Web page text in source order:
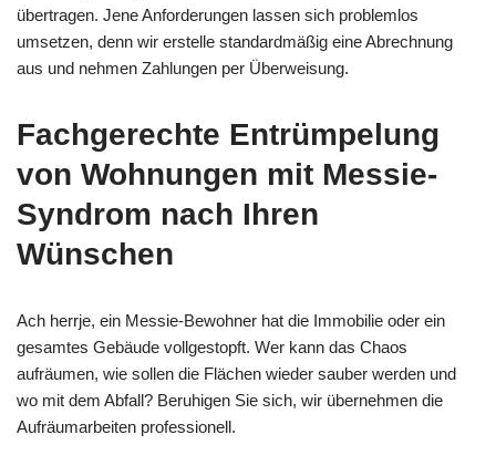
übertragen. Jene Anforderungen lassen sich problemlos
umsetzen, denn wir erstelle standardmäßig eine Abrechnung
aus und nehmen Zahlungen per Überweisung.
Fachgerechte Entrümpelung
von Wohnungen mit Messie-
Syndrom nach Ihren
Wünschen
Ach herrje, ein Messie-Bewohner hat die Immobilie oder ein
gesamtes Gebäude vollgestopft. Wer kann das Chaos
aufräumen, wie sollen die Flächen wieder sauber werden und
wo mit dem Abfall? Beruhigen Sie sich, wir übernehmen die
Aufräumarbeiten professionell.